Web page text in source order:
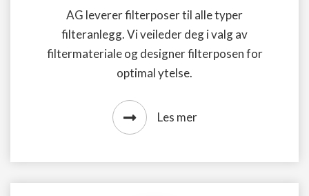
AG leverer filterposer til alle typer
filteranlegg. Vi veileder deg i valg av
filtermateriale og designer filterposen for
optimal ytelse.
Les mer